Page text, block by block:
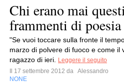
Chi erano mai
frammenti di
"Se vuoi toccare sulla fronte il
marzo di polvere di fuoco e come il
ragazzo di ieri.
Leggere il seguito
Il 17 settembre 2012 da Alessandro
NONE